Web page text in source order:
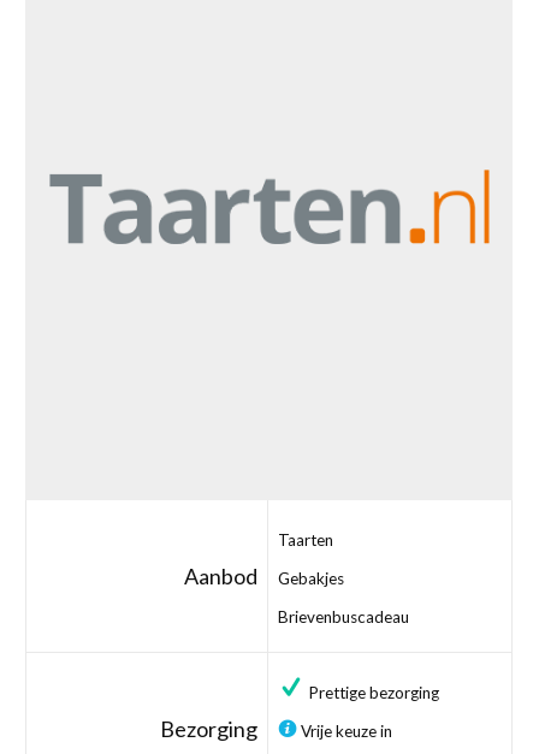
Aanbod
Taarten
Gebakjes
Brievenbuscadeau
Bezorging
Prettige bezorging
Vrije keuze in